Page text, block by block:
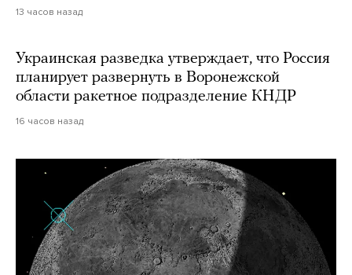
13 часов назад
Украинская разведка утверждает, что Россия
планирует развернуть в Воронежской
области ракетное подразделение КНДР
16 часов назад